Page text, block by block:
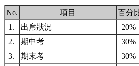
No. 項目
百分
1.
出席狀況
20%
2.
期中考
30%
3.
期末考
30%